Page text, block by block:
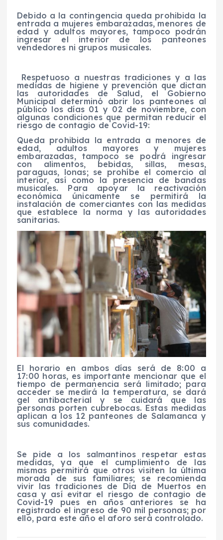
Debido a la contingencia queda prohibida la
entrada a mujeres embarazadas, menores de
edad y adultos mayores, tampoco podrán
ingresar el interior de los panteones
vendedores ni grupos musicales.
Respetuoso a nuestras tradiciones y a las
medidas de higiene y prevención que dictan
las autoridades de Salud, el Gobierno
Municipal determinó abrir los panteones al
público los días 01 y 02 de noviembre, con
algunas condiciones que permitan reducir el
riesgo de contagio de Covid-19:
Queda prohibida la entrada a menores de
edad, adultos mayores y mujeres
embarazadas, tampoco se podrá ingresar
con alimentos, bebidas, sillas, mesas,
paraguas, lonas; se prohíbe el comercio al
interior, así como la presencia de bandas
musicales. Para apoyar la reactivación
económica únicamente se permitirá la
instalación de comerciantes con las medidas
que establece la norma y las autoridades
sanitarias.
El horario en ambos días será de 8:00 a
17:00 horas, es importante mencionar que el
tiempo de permanencia será limitado; para
acceder se medirá la temperatura, se dará
gel antibacterial y se cuidará que las
personas porten cubrebocas. Estas medidas
aplican a los 12 panteones de Salamanca y
sus comunidades.
Se pide a los salmantinos respetar estas
medidas, ya que el cumplimiento de las
mismas permitirá que otros visiten la última
morada de sus familiares; se recomienda
vivir las tradiciones de Día de Muertos en
casa y así evitar el riesgo de contagio de
Covid-19 pues en años anteriores se ha
registrado el ingreso de 90 mil personas; por
ello, para este año el aforo será controlado.